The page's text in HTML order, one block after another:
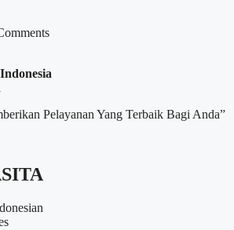
Pelayanan Yang Terbaik Bagi Anda”